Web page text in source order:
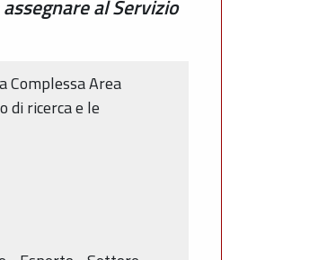
al Servizio
Complessa Area
di ricerca e le